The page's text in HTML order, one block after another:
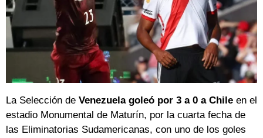
La Selección de Venezuela goleó por 3 a 0 a Chile en el
estadio Monumental de Maturín, por la cuarta fecha de
las Eliminatorias Sudamericanas, con uno de los goles